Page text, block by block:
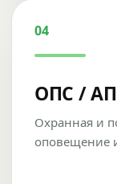
04
ОПС /
Охранная и
оповещение